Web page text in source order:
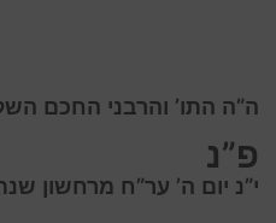
ה”ה התו’ והרבני החכם
פ”נ
י”נ יום ה’ ער”ח מרחשון